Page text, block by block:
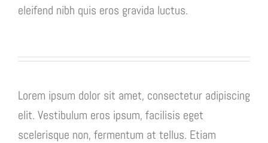
eleifend nibh quis eros gravida luctus.
Lorem ipsum dolor sit amet, consectetur adipiscing
elit. Vestibulum eros ipsum, facilisis eget
scelerisque non, fermentum at tellus. Etiam